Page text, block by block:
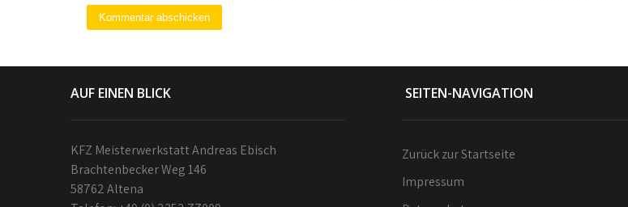
AUF EINEN BLICK
KFZ Meisterwerkstatt Andreas Ebisch
Brachtenbecker Weg 146
58762 Altena
SEITEN-NAVIGATION
Zurück zur Startseite
Impressum